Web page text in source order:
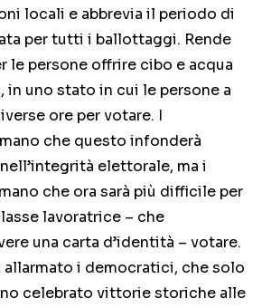
locali e abbrevia il periodo di
per tutti i ballottaggi. Rende
le persone offrire cibo e acqua
uno stato in cui le persone a
ore per votare. I
che questo infonderà
elettorale, ma i
che ora sarà più difficile per
lavoratrice – che
una carta d’identità – votare.
allarmato i democratici, che solo
celebrato vittorie storiche alle